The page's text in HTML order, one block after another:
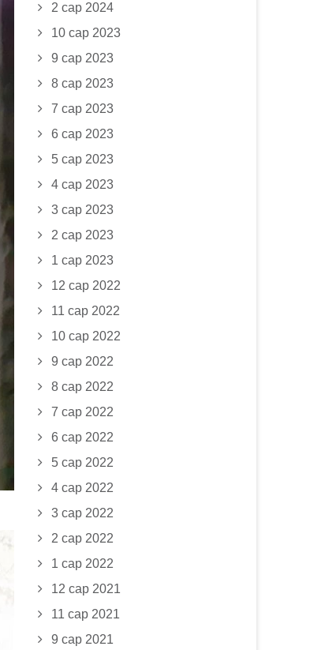
2 сар 2024
10 сар 2023
9 сар 2023
8 сар 2023
7 сар 2023
6 сар 2023
5 сар 2023
4 сар 2023
3 сар 2023
2 сар 2023
1 сар 2023
12 сар 2022
11 сар 2022
10 сар 2022
9 сар 2022
8 сар 2022
7 сар 2022
6 сар 2022
5 сар 2022
4 сар 2022
3 сар 2022
2 сар 2022
1 сар 2022
12 сар 2021
11 сар 2021
9 сар 2021